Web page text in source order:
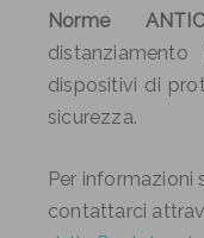
Norme
dispositivi di
sicurezza.
Per informazioni
contattarci